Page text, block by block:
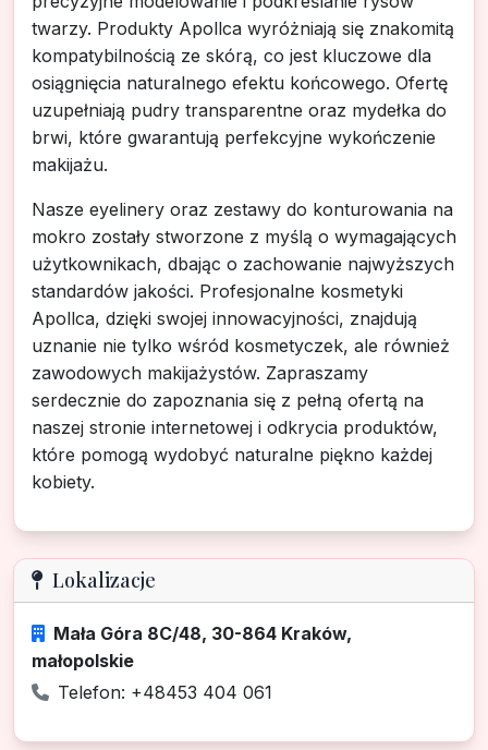
twarzy. Produkty Apollca wyróżniają się znakomitą
kompatybilnością ze skórą, co jest kluczowe dla
osiągnięcia naturalnego efektu końcowego. Ofertę
uzupełniają pudry transparentne oraz mydełka do
brwi, które gwarantują perfekcyjne wykończenie
makijażu.
Nasze eyelinery oraz zestawy do konturowania na
mokro zostały stworzone z myślą o wymagających
użytkownikach, dbając o zachowanie najwyższych
standardów jakości. Profesjonalne kosmetyki
Apollca, dzięki swojej innowacyjności, znajdują
uznanie nie tylko wśród kosmetyczek, ale również
zawodowych makijażystów. Zapraszamy
serdecznie do zapoznania się z pełną ofertą na
naszej stronie internetowej i odkrycia produktów,
które pomogą wydobyć naturalne piękno każdej
kobiety.
Lokalizacje
Mała Góra 8C/48, 30-864 Kraków,
małopolskie
Telefon: +48453 404 061